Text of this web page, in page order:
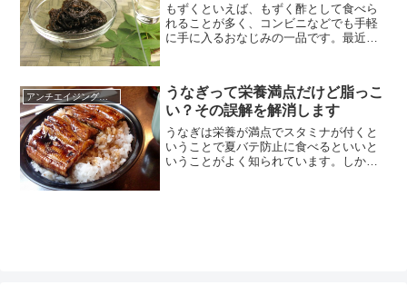
た日々を送りましょう。そこで今回...
もずくといえば、もずく酢として食べら
れることが多く、コンビニなどでも手軽
に手に入るおなじみの一品です。最近で
酢など、もずく酢だけでも数種類のもの
が売られています。もずくは海藻です。
栄養素としては、特にビタミンｋの含...
アンチエイジングに効く食べ物
うなぎって栄養満点だけど脂っこ
い？その誤解を解消します
うなぎは栄養が満点でスタミナが付くと
いうことで夏バテ防止に食べるといいと
いうことがよく知られています。しか